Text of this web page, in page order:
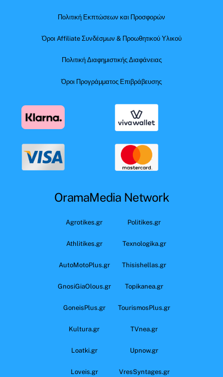
Πολιτική Εκπτώσεων και Προσφορών
Όροι Affiliate Συνδέσμων & Προωθητικού Υλικού
Πολιτική Διαφημιστικής Διαφάνειας
Όροι Προγράμματος Επιβράβευσης
OramaMedia Network
Agrotikes.gr Politikes.gr
Athlitikes.gr Texnologika.gr
AutoMotoPlus.gr Thisishellas.gr
GnosiGiaOlous.gr Topikanea.gr
GoneisPlus.gr TourismosPlus.gr
Kultura.gr TVnea.gr
Loatki.gr Upnow.gr
Loveis.gr VresSyntages.gr